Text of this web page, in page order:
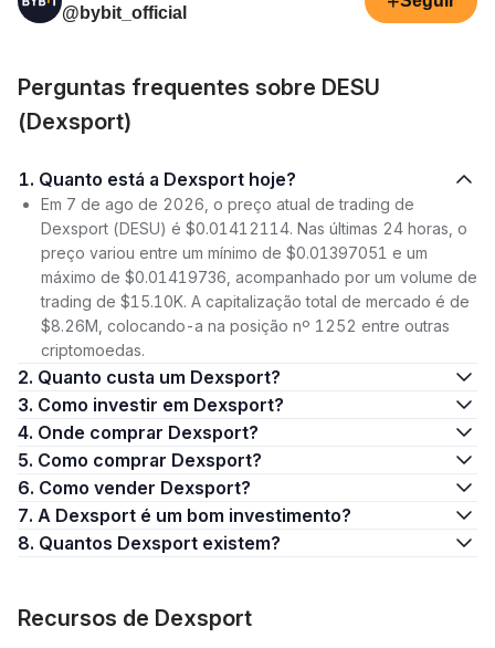
@bybit_official
Perguntas frequentes sobre DESU
(Dexsport)
1. Quanto está a Dexsport hoje?
Em 7 de ago de 2026, o preço atual de trading de
Dexsport (DESU) é $0.01412114. Nas últimas 24 horas, o
preço variou entre um mínimo de $0.01397051 e um
máximo de $0.01419736, acompanhado por um volume de
trading de $15.10K. A capitalização total de mercado é de
$8.26M, colocando-a na posição nº 1252 entre outras
criptomoedas.
2. Quanto custa um Dexsport?
3. Como investir em Dexsport?
4. Onde comprar Dexsport?
5. Como comprar Dexsport?
6. Como vender Dexsport?
7. A Dexsport é um bom investimento?
8. Quantos Dexsport existem?
Recursos de Dexsport